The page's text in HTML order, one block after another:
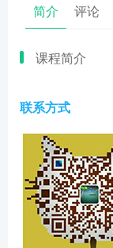
简介 评论
课程简介
联系方式